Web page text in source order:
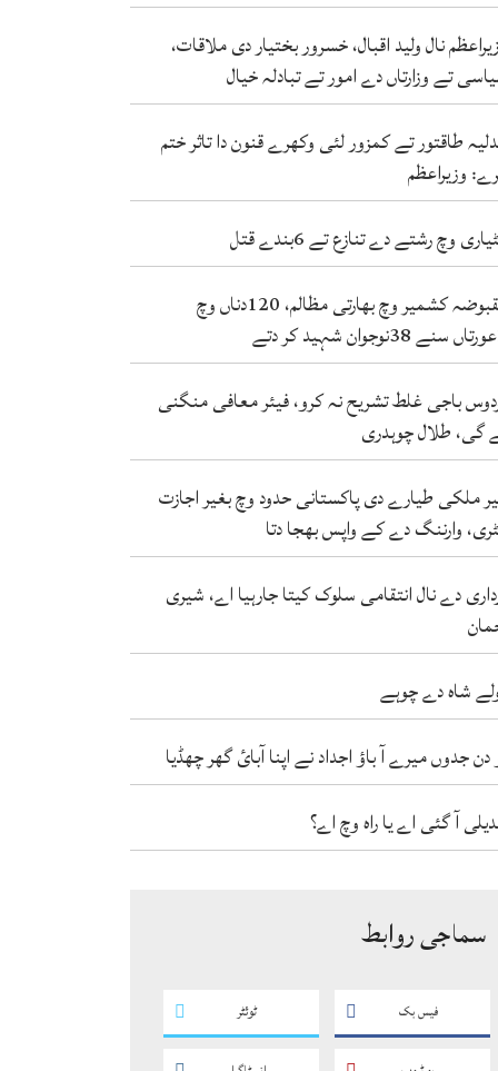
نال ولید اقبال، خسرور بختیار دی ملاقات،
تے وزارتاں دے امور تے تبادلہ خیال
طاقتور تے کمزور لئی وکھرے قنون دا تاثر ختم
وزیراعظم
وچ رشتے دے تنازع تے 6بندے قتل
مقبوضہ کشمیر وچ بھارتی مظالم، 120دناں وچ
باجی غلط تشریح نہ کرو، فیئر معافی منگنی
گی، طلال چوہدری
ملکی طیارے دی پاکستانی حدود وچ بغیر اجازت
وارننگ دے کے واپس بھجا دتا
دے نال انتقامی سلوک کیتا جارہیا اے، شیری
شاہ دے چوہے
دن جدوں میرے آ باؤ اجداد نے اپنا آبائ گھر چھڈیا
آ گئی اے یا راہ وچ اے؟
سماجی روابط
فیس بک ٹوئٹر